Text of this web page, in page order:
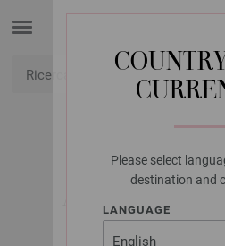
Please select
destination and
LANGUAGE
LANA
AGO
MAGLIA